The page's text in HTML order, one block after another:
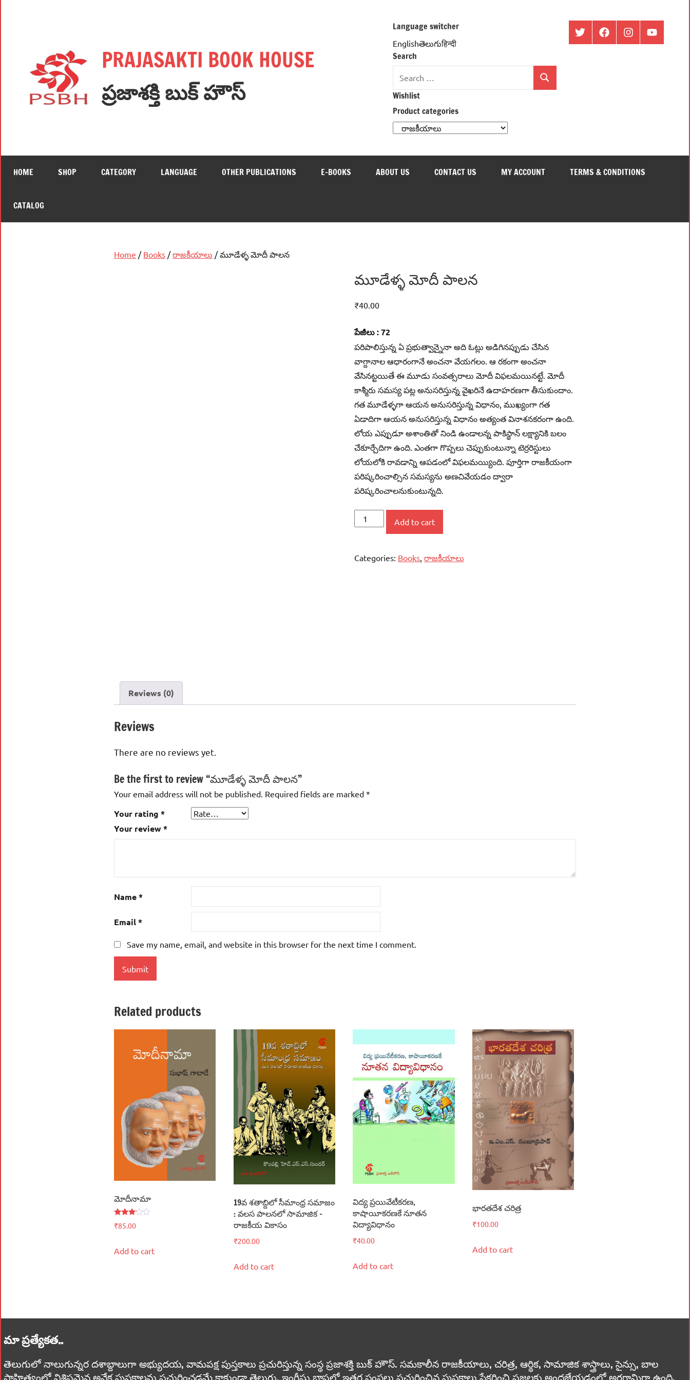
PRAJASAKTI BOOK HOUSE
ప్రజాశక్తి బుక్ హౌస్
Language switcher
Englishతెలుగుहिन्दी
Search
Search
for:
Search
Wishlist
Product categories
ట్విట్టర్
ఫేస్
ఇంస్టాగ్రామ్యూట్యూబ్
HOME SHOP CATEGORY LANGUAGE OTHER PUBLICATIONS E-BOOKS ABOUT US CONTACT US MY ACCOUNT TERMS & CONDITIONS
CATALOG
Home / Books /రాజకీయాలు / మూడేళ్ళ మోదీ పాలన
మూడేళ్ళ మోదీ పాలన
₹40.00
పేజీలు : 72
పరిపాలిస్తున్న ఏ ప్రభుత్వాన్నైనా అది ఓట్లు అడిగినప్పుడు చేసిన
వాగ్దానాల ఆధారంగానే అంచనా వేయగలం. ఆ రకంగా అంచనా
వేసినట్టయితే ఈ మూడు సంవత్సరాలు మోదీ విఫలమయినట్టే. మోదీ
కాశ్మీరు సమస్య పట్ల అనుసరిస్తున్న వైఖరినే ఉదాహరణగా తీసుకుందాం.
గత మూడేళ్ళగా ఆయన అనుసరిస్తున్న విధానం, ముఖ్యంగా గత
ఏడాదిగా ఆయన అనుసరిస్తున్న విధానం అత్యంత వినాశనకరంగా ఉంది.
లోయ ఎప్పుడూ అశాంతితో నిండి ఉండాలన్న పాకిస్థాన్‌ లక్ష్యానికి బలం
చేకూర్చేదిగా ఉంది. ఎంతగా గొప్పలు చెప్పుకుంటున్నా టెర్రరిస్టులు
లోయలోకి రావడాన్ని ఆపడంలో విఫలమయ్యింది. పూర్తిగా రాజకీయంగా
పరిష్కరించాల్సిన సమస్యను అణచివేయడం ద్వారా
పరిష్కరించాలనుకుంటున్నది.
మూడేళ్ళ
quantity
Add to cart
Categories: Books రాజకీయాలు
Reviews (0)
Reviews
There are no reviews yet.
Be the first to review “మూడేళ్ళ మోదీ పాలన”
Your email address will not be published. Required fields are marked *
Your rating *
Your review*
Name*
Email*
Save my name, email, and website in this browser for the next time I comment.
Related products
మోదీనామా
Rated
3.00
₹85.00
Add to cart
19వ శతాబ్దిలో సీమాంధ్ర సమాజం
: వలస పాలనలో సామాజిక –
రాజకీయ వికాసం
₹200.00
Add to cart
విద్య ప్రయివేటీకరణ,
కాషాయీకరణకే నూతన
విద్యావిధానం
₹40.00
Add to cart
భారతదేశ చరిత్ర
₹100.00
Add to cart
మా ప్రత్యేకత..
తెలుగులో నాలుగున్నర దశాబ్దాలుగా అభ్యుదయ, వామపక్ష పుస్తకాలు ప్రచురిస్తున్న సంస్థ ప్రజాశక్తి బుక్ హౌస్. సమకాలీన రాజకీయాలు, చరిత్ర, ఆర్థిక, సామాజిక శాస్త్రాలు, సైన్సు, బాల
సాహిత్యంలో విశిష్టమైన అనేక పుస్తకాలను ప్రచురించడమే కాకుండా తెలుగు, ఇంగ్లీషు భాషల్లో ఇతర సంస్థలు ప్రచురించిన పుస్తకాలు సేకరించి ప్రజలకు అందజేయడంలో అగ్రగామిగా ఉంది.